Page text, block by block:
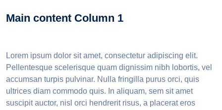
Main content Column 1
Lorem ipsum dolor sit amet, consectetur adipiscing elit.
Pellentesque scelerisque quam dignissim nibh lobortis, vel
accumsan turpis pulvinar. Nulla fringilla purus orci, quis
ultrices diam commodo quis. In aliquam, sem sit amet
suscipit auctor, nisl orci hendrerit risus, a placerat eros